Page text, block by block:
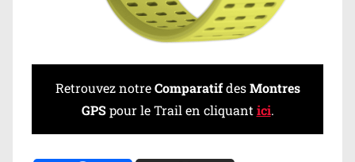
Retrouvez notreComparatifdesMontres
GPSpour le Trail en cliquant ici.